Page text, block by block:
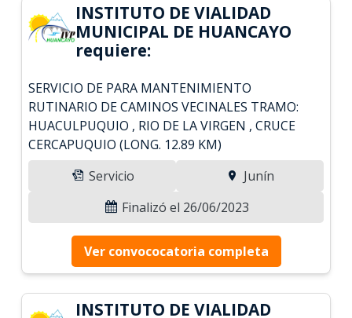
INSTITUTO DE VIALIDAD
MUNICIPAL DE HUANCAYO
requiere:
SERVICIO DE PARA MANTENIMIENTO
RUTINARIO DE CAMINOS VECINALES TRAMO:
HUACULPUQUIO , RIO DE LA VIRGEN , CRUCE
CERCAPUQUIO (LONG. 12.89 KM)
Servicio
Junín
Finalizó el 26/06/2023
Ver convococatoria completa
INSTITUTO DE VIALIDAD